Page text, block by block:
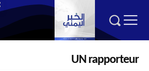
UN rapporteur